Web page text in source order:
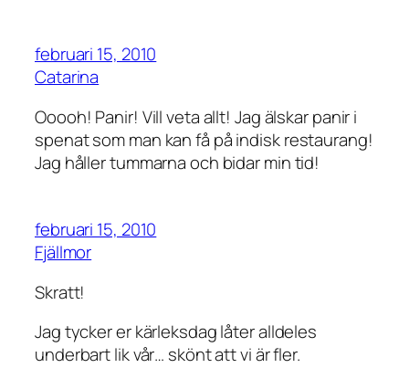
februari 15, 2010
Catarina
Ooooh! Panir! Vill veta allt! Jag älskar panir i
spenat som man kan få på indisk restaurang!
Jag håller tummarna och bidar min tid!
februari 15, 2010
Fjällmor
Skratt!
Jag tycker er kärleksdag låter alldeles
underbart lik vår… skönt att vi är fler.